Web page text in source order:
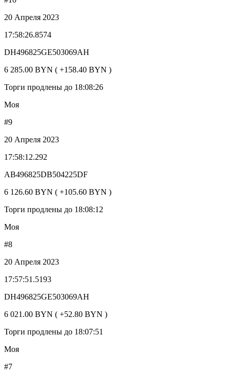
20 Апреля 2023
17:58:26.8574
DH496825GE503069AH
6 285.00 BYN ( +158.40 BYN )
Торги продлены до 18:08:26
Моя
#9
20 Апреля 2023
17:58:12.292
AB496825DB504225DF
6 126.60 BYN ( +105.60 BYN )
Торги продлены до 18:08:12
Моя
#8
20 Апреля 2023
17:57:51.5193
DH496825GE503069AH
6 021.00 BYN ( +52.80 BYN )
Торги продлены до 18:07:51
Моя
#7